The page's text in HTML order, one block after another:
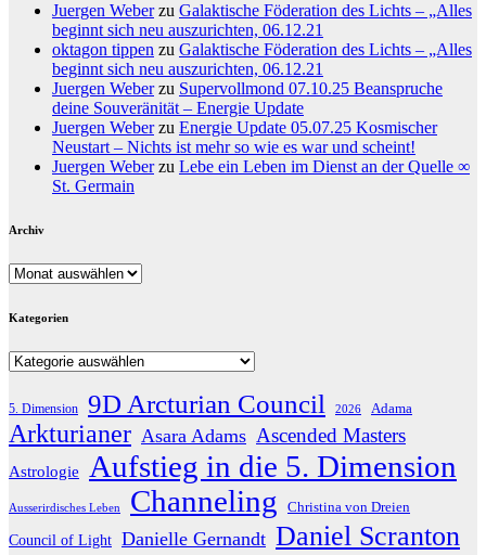
Juergen Weberzu Galaktische Föderation des Lichts – „Alles
beginnt sich neu auszurichten, 06.12.21
oktagon tippen zu Galaktische Föderation des Lichts – „Alles
beginnt sich neu auszurichten, 06.12.21
Juergen Weberzu Supervollmond 07.10.25 Beanspruche
deine Souveränität – Energie Update
Juergen Weberzu Energie Update 05.07.25 Kosmischer
Neustart – Nichts ist mehr so wie es war und scheint!
Juergen Weberzu Lebe ein Leben im Dienst an der Quelle ∞
St. Germain
Archiv
Archiv
Kategorien
Kategorien
5. Dimension 9D Arcturian Council 2026 Adama
Arkturianer Asara Adams Ascended Masters
Astrologie Aufstieg in die 5. Dimension
Ausserirdisches Leben Channeling Christina von Dreien
Council of Light Danielle Gernandt Daniel Scranton